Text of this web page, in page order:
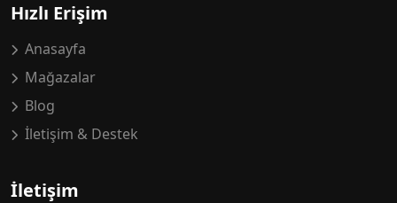
Hızlı Erişim
Anasayfa
Mağazalar
Blog
İletişim & Destek
İletişim